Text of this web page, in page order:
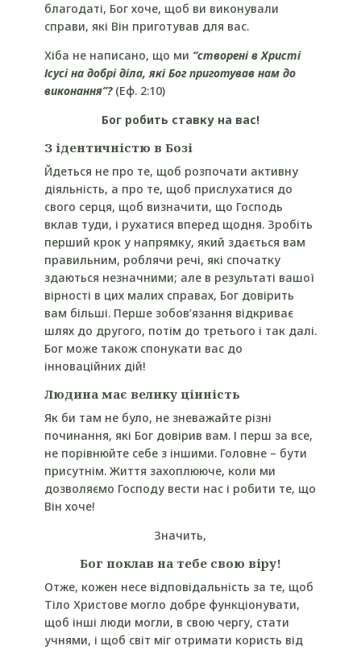
благодаті, Бог хоче, щоб ви виконували
справи, які Він приготував для вас.
Хіба не написано, що ми “створені в Христі
Ісусі на добрі діла, які Бог приготував нам до
виконання”?(Еф. 2:10)
Бог робить ставку на вас!
З ідентичністю в Бозі
Йдеться не про те, щоб розпочати активну
діяльність, а про те, щоб прислухатися до
свого серця, щоб визначити, що Господь
вклав туди, і рухатися вперед щодня. Зробіть
перший крок у напрямку, який здається вам
правильним, роблячи речі, які спочатку
здаються незначними; але в результаті вашої
вірності в цих малих справах, Бог довірить
вам більші. Перше зобов’язання відкриває
шлях до другого, потім до третього і так далі.
Бог може також спонукати вас до
інноваційних дій!
Людина має велику цінність
Як би там не було, не зневажайте різні
починання, які Бог довірив вам. І перш за все,
не порівнюйте себе з іншими. Головне – бути
присутнім. Життя захоплююче, коли ми
дозволяємо Господу вести нас і робити те, що
Він хоче!
Значить,
Бог поклав на тебе свою віру!
Отже, кожен несе відповідальність за те, щоб
Тіло Христове могло добре функціонувати,
щоб інші люди могли, в свою чергу, стати
учнями, і щоб світ міг отримати користь від